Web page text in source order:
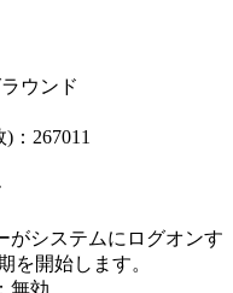
ウンド
：267011
がシステムにログオンす
を開始します。
無効